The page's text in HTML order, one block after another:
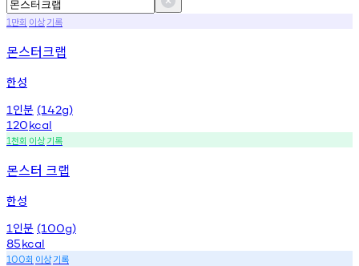
1 만회 이상기록
몬스터크랩
한성
1 인분 (142g)
120kcal
1천회 이상기록
몬스터 크랩
한성
1 인분 (100g)
85kcal
100회 이상기록